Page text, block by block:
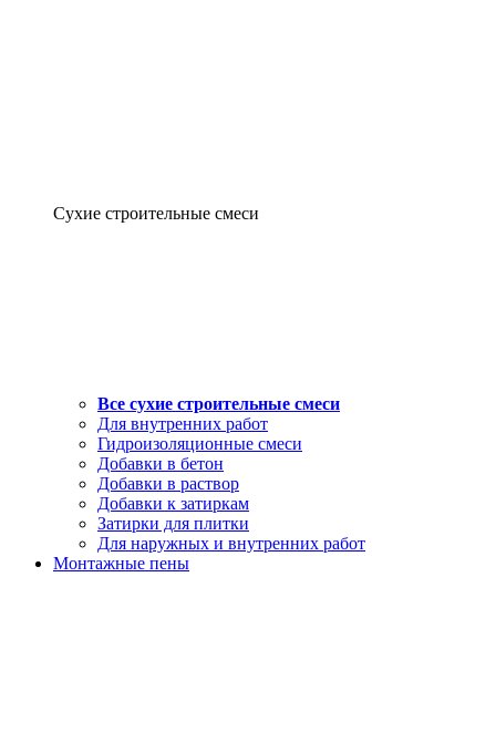
Сухие строительные смеси
Все сухие строительные смеси
Для внутренних работ
Гидроизоляционные смеси
Добавки в бетон
Добавки в раствор
Добавки к затиркам
Затирки для плитки
Для наружных и внутренних работ
Монтажные пены